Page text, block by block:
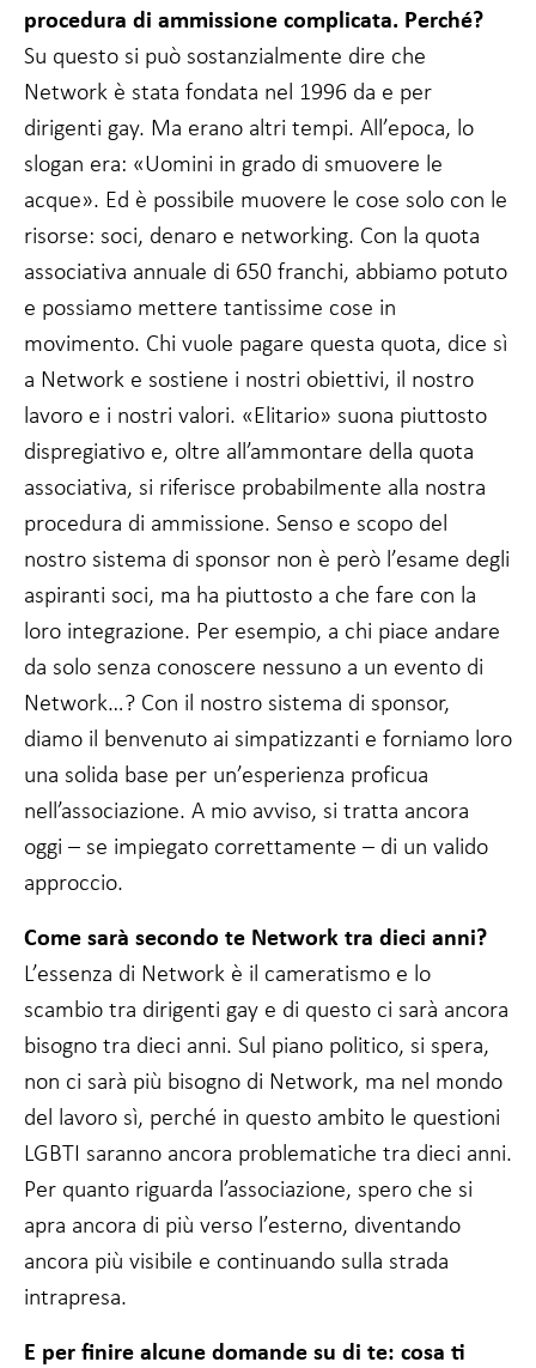
procedura di ammissione complicata. Perché?
Su questo si può sostanzialmente dire che
Network è stata fondata nel 1996 da e per
dirigenti gay. Ma erano altri tempi. All’epoca, lo
slogan era: «Uomini in grado di smuovere le
acque». Ed è possibile muovere le cose solo con le
risorse: soci, denaro e networking. Con la quota
associativa annuale di 650 franchi, abbiamo potuto
e possiamo mettere tantissime cose in
movimento. Chi vuole pagare questa quota, dice sì
a Network e sostiene i nostri obiettivi, il nostro
lavoro e i nostri valori. «Elitario» suona piuttosto
dispregiativo e, oltre all’ammontare della quota
associativa, si riferisce probabilmente alla nostra
procedura di ammissione. Senso e scopo del
nostro sistema di sponsor non è però l’esame degli
aspiranti soci, ma ha piuttosto a che fare con la
loro integrazione. Per esempio, a chi piace andare
da solo senza conoscere nessuno a un evento di
Network…? Con il nostro sistema di sponsor,
diamo il benvenuto ai simpatizzanti e forniamo loro
una solida base per un’esperienza proficua
nell’associazione. A mio avviso, si tratta ancora
oggi – se impiegato correttamente – di un valido
approccio.
Come sarà secondo te Network tra dieci anni?
L’essenza di Network è il cameratismo e lo
scambio tra dirigenti gay e di questo ci sarà ancora
bisogno tra dieci anni. Sul piano politico, si spera,
non ci sarà più bisogno di Network, ma nel mondo
del lavoro sì, perché in questo ambito le questioni
LGBTI saranno ancora problematiche tra dieci anni.
Per quanto riguarda l’associazione, spero che si
apra ancora di più verso l’esterno, diventando
ancora più visibile e continuando sulla strada
intrapresa.
E per finire alcune domande su di te: cosa ti